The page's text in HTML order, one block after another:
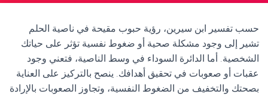
حسب تفسير ابن سيرين، رؤية حبوب مقيحة في ناصية الحلم
تشير إلى وجود مشكلة صحية أو ضغوط نفسية تؤثر على حياتك
الشخصية. أما الدائرة السوداء في وسط الناصية، فتعني وجود
عقبات أو صعوبات في تحقيق أهدافك. ينصح بالتركيز على العناية
بصحتك والتخفيف من الضغوط النفسية، وتجاوز الصعوبات بالإرادة